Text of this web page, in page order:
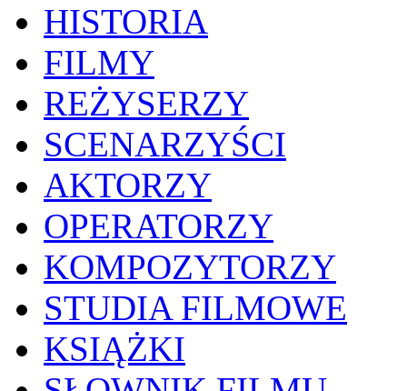
HISTORIA
FILMY
REŻYSERZY
SCENARZYŚCI
AKTORZY
OPERATORZY
KOMPOZYTORZY
STUDIA FILMOWE
KSIĄŻKI